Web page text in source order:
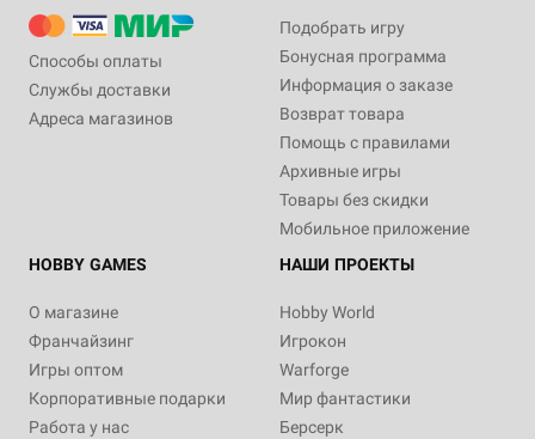
Способы оплаты
Службы доставки
Адреса магазинов
Подобрать игру
Бонусная программа
Информация о заказе
Возврат товара
Помощь с правилами
Архивные игры
Товары без скидки
Мобильное приложение
HOBBY GAMES
О магазине
Франчайзинг
Игры оптом
Корпоративные подарки
Работа у нас
НАШИ ПРОЕКТЫ
Hobby World
Игрокон
Warforge
Мир фантастики
Берсерк